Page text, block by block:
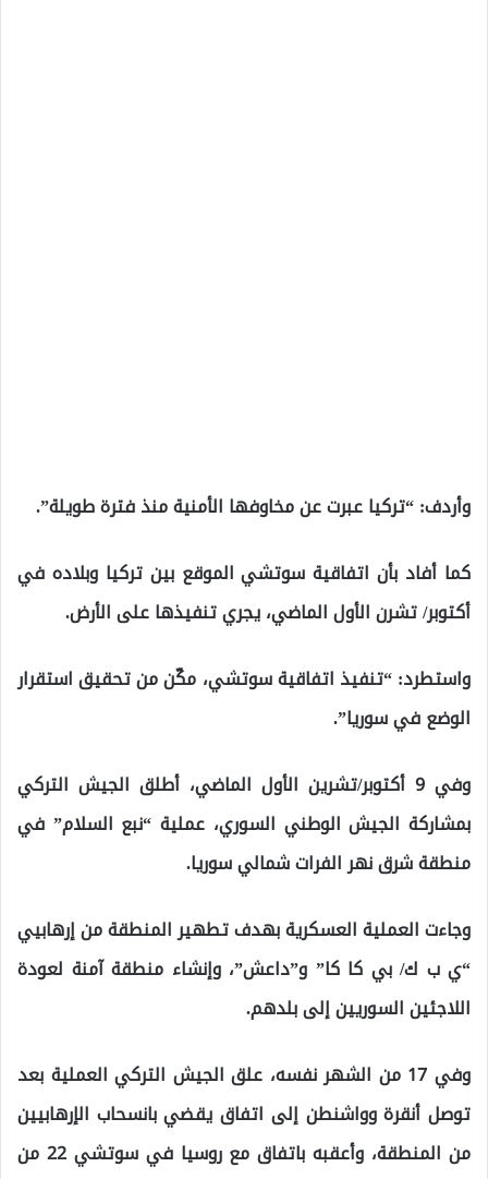
وأردف: “تركيا عبرت عن مخاوفها الأمنية منذ فترة طويلة”.
كما أفاد بأن اتفاقية سوتشي الموقع بين تركيا وبلاده في
أكتوبر/ تشرن الأول الماضي، يجري تنفيذها على الأرض.
واستطرد: “تنفيذ اتفاقية سوتشي، مكّن من تحقيق استقرار
الوضع في سوريا”.
وفي 9 أكتوبر/تشرين الأول الماضي، أطلق الجيش التركي
بمشاركة الجيش الوطني السوري، عملية “نبع السلام” في
منطقة شرق نهر الفرات شمالي سوريا.
وجاءت العملية العسكرية بهدف تطهير المنطقة من إرهابيي
“ي ب ك/ بي كا كا” و”داعش”، وإنشاء منطقة آمنة لعودة
اللاجئين السوريين إلى بلدهم.
وفي 17 من الشهر نفسه، علق الجيش التركي العملية بعد
توصل أنقرة وواشنطن إلى اتفاق يقضي بانسحاب الإرهابيين
من المنطقة، وأعقبه باتفاق مع روسيا في سوتشي 22 من